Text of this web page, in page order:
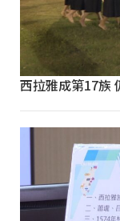
西拉雅成第17族